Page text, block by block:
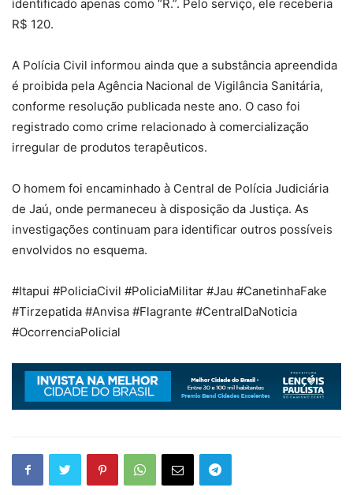
identificado apenas como “R.”. Pelo serviço, ele receberia
R$ 120.
A Polícia Civil informou ainda que a substância apreendida
é proibida pela Agência Nacional de Vigilância Sanitária,
conforme resolução publicada neste ano. O caso foi
registrado como crime relacionado à comercialização
irregular de produtos terapêuticos.
O homem foi encaminhado à Central de Polícia Judiciária
de Jaú, onde permaneceu à disposição da Justiça. As
investigações continuam para identificar outros possíveis
envolvidos no esquema.
#Itapui #PoliciaCivil #PoliciaMilitar #Jau #CanetinhaFake
#Tirzepatida #Anvisa #Flagrante #CentralDaNoticia
#OcorrenciaPolicial